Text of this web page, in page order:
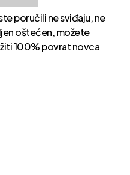
poručili ne sviđaju, ne
oštećen, možete
100% povrat novca